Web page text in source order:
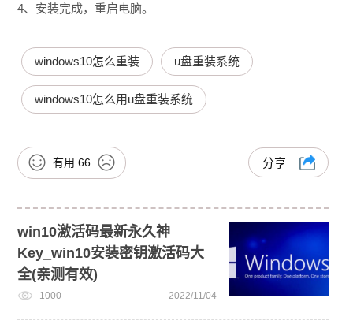
4、安装完成，重启电脑。
windows10怎么重装 u盘重装系统
windows10怎么用u盘重装系统
有用 66 分享
win10激活码最新永久神
Key_win10安装密钥激活码大
全(亲测有效)
1000 2022/11/04